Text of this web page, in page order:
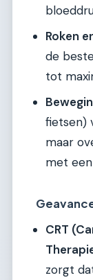
Roken
de
tot
fietsen)
maar
met
CRT
zorgt